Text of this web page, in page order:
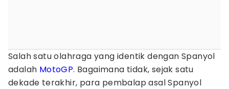
Salah satu olahraga yang identik dengan Spanyol
adalah MotoGP. Bagaimana tidak, sejak satu
dekade terakhir, para pembalap asal Spanyol